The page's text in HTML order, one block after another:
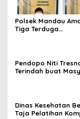
Polsek Mandau
Tiga Terduga
Pendopo Niti
Terindah buat
Dinas Kesehatan
Taja Pelatihan